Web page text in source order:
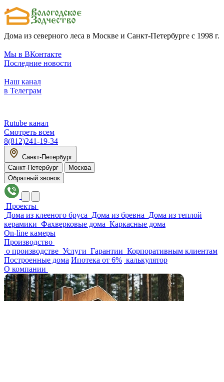
Дома из северного леса в Москве и Санкт-Петербурге с 1998 г.
Мы в ВКонтакте
Последние новости
Наш канал
в Телеграм
Rutube канал
Смотреть всем
8(812)241-19-34
Санкт-Петербург
Санкт-Петербург
Москва
Обратный звонок
Проекты
Дома из клееного бруса Дома из бревна Дома из теплой
керамики Фахверковые дома Каркасные дома
On-line камеры
Производство
о производстве Услуги Гарантии Корпоративным клиентам
Построенные дома Ипотека от 6% калькулятор
О компании